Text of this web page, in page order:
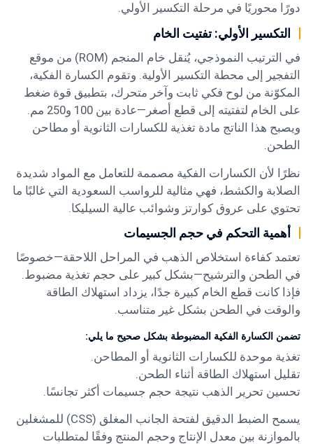
دورًا محوريًا في مرحلة التكسير الأولي.
التكسير الأولي: تفتيت الخام
في الترتيب النموذجي، يُنقل خام المنجم (ROM) من موقع
التفجير إلى محطة التكسير الأولية. وتقوم الكسارة الفكية،
المكوّنة من لوح فكي ثابت وآخر متحرك، بتطبيق قوة ضغط
على الخام لتفتيته إلى قطع أصغر—عادة بين 100 و250 مم.
ويصبح هذا الناتج مادة تغذية للكسارات الثانوية أو مطاحن
الطحن.
نظرًا لأن الكسارات الفكية مصممة للتعامل مع المواد شديدة
الصلابة والكشط، فهي مثالية للرواسب السعودية التي غالبًا ما
تحتوي على عروق كوارتز وشوائب عالية السيليكا.
أهمية التحكم في حجم الجسيمات
تعتمد كفاءة استخلاص الذهب في المراحل اللاحقة—خصوصًا
في الطحن والترشيح—بشكل كبير على حجم تغذية مضبوط.
فإذا كانت قطع الخام كبيرة جدًا، يزداد استهلاك الطاقة
والوقت في الطحن بشكل غير متناسب.
تضمن الكسارة الفكية المضبوطة بشكل صحيح ما يلي:
تغذية موحدة للكسارات الثانوية أو المطاحن.
تقليل استهلاك الطاقة أثناء الطحن.
تحسين تحرير الذهب نتيجة حجم جسيمات أكثر تجانسًا.
يسمح الضبط الدقيق لفتحة الجانب المغلق (CSS) للمشغلين
بالموازنة بين معدل الإنتاج وحجم المنتج وفقًا لمتطلبات